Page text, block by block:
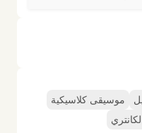
موسيقى كلاسيكية